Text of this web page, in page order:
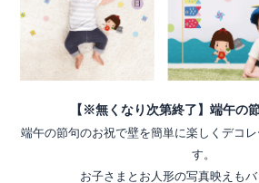
【※無くなり次第終了】端午の
端午の節句のお祝で壁を簡単に楽しくデコ
す。
お子さまとお人形の写真映えもバ